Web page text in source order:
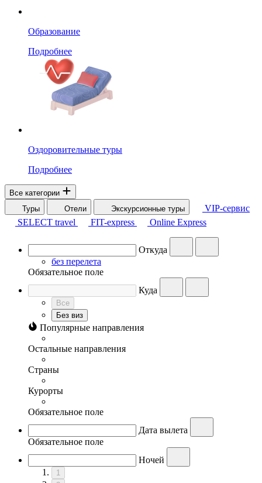
Образование
Подробнее
Оздоровительные туры
Подробнее
Все категории
Туры
Отели Экскурсионные туры
VIP-сервис
SELECT travel
FIT-express Online Express
Откуда
без перелета
Обязательное поле
Куда
Все
Без виз
Популярные направления
Остальные направления
Страны
Курорты
Обязательное поле
Дата вылета
Обязательное поле
Ночей
1